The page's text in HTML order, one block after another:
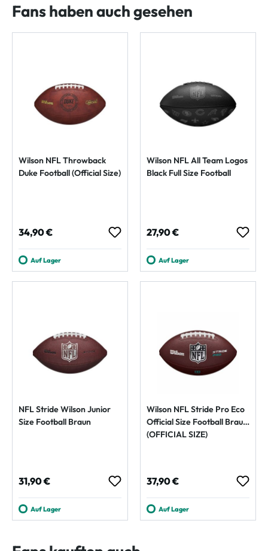
Fans haben auch gesehen
Wilson NFL Throwback
Duke Football (Official Size)
Regulärer Preis:
34,90 €
Auf Lager
Wilson NFL All Team Logos
Black Full Size Football
Regulärer Preis:
27,90 €
Auf Lager
NFL Stride Wilson Junior
Size Football Braun
Regulärer Preis:
31,90 €
Auf Lager
Wilson NFL Stride Pro Eco
Official Size Football Braun
(OFFICIAL SIZE)
Regulärer Preis:
37,90 €
Auf Lager